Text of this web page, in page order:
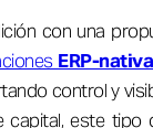
con una
ERP-
control y
capital, este